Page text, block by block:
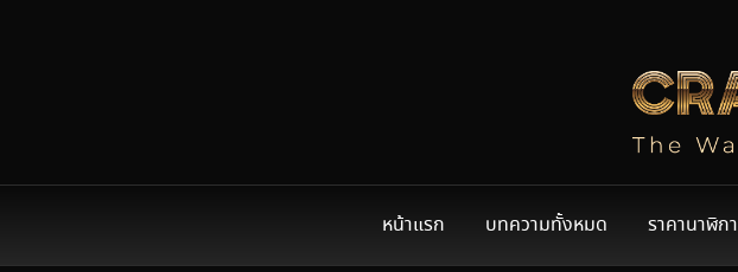
หน้าแรก บทความทั้งหมด ราคานาฬิกา